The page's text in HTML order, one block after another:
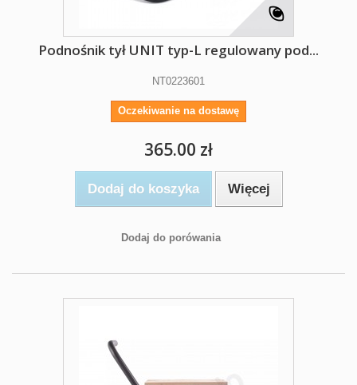
Podnośnik tył UNIT typ-L regulowany pod...
NT0223601
Oczekiwanie na dostawę
365.00 zł
Dodaj do koszyka Więcej
Dodaj do porówania